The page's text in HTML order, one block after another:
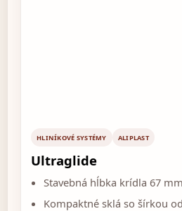
HLINÍKOVÉ SYSTÉMY ALIPLAST
Ultraglide
Stavebná hĺbka krídla 67 mm
Kompaktné sklá so šírkou